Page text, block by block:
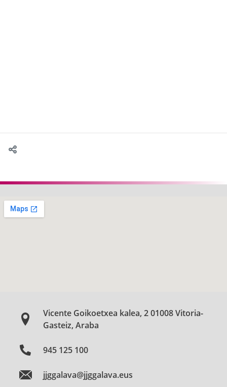
Vicente Goikoetxea kalea, 2 01008 Vitoria-
Gasteiz, Araba
945 125 100
jjggalava@jjggalava.eus